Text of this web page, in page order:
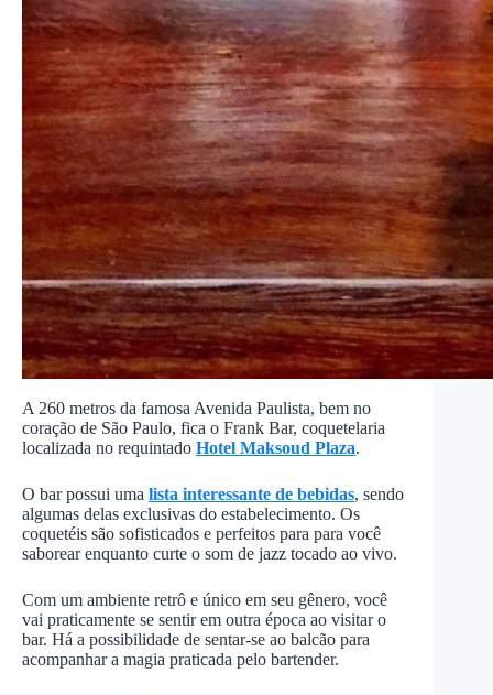
A 260 metros da famosa Avenida Paulista, bem no
coração de São Paulo, fica o Frank Bar, coquetelaria
localizada no requintado Hotel Maksoud Plaza.
O bar possui uma lista interessante de bebidas, sendo
algumas delas exclusivas do estabelecimento. Os
coquetéis são sofisticados e perfeitos para para você
saborear enquanto curte o som de jazz tocado ao vivo.
Com um ambiente retrô e único em seu gênero, você
vai praticamente se sentir em outra época ao visitar o
bar. Há a possibilidade de sentar-se ao balcão para
acompanhar a magia praticada pelo bartender.